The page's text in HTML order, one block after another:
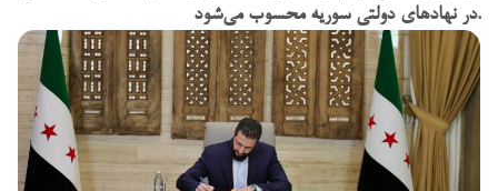
در نهادهای دولتی سوریه محسوب می‌شود.